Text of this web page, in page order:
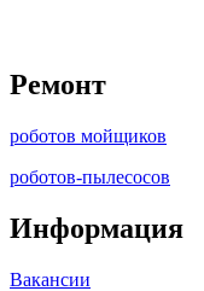
Ремонт
роботов мойщиков
роботов-пылесосов
Информация
Вакансии